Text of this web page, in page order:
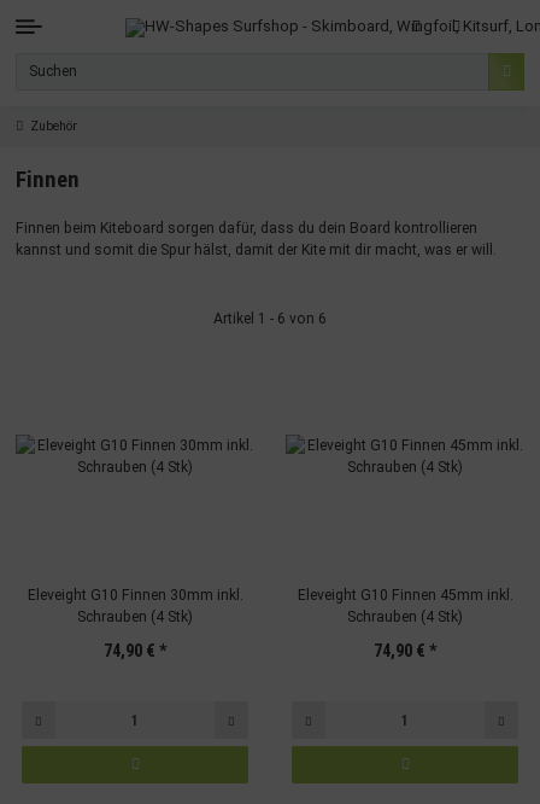
Zubehör
Finnen
Finnen beim Kiteboard sorgen dafür, dass du dein Board kontrollieren
kannst und somit die Spur hälst, damit der Kite mit dir macht, was er will.
Artikel 1 - 6 von 6
Eleveight G10 Finnen 30mm inkl.
Schrauben (4 Stk)
74,90 € *
Eleveight G10 Finnen 45mm inkl.
Schrauben (4 Stk)
74,90 € *